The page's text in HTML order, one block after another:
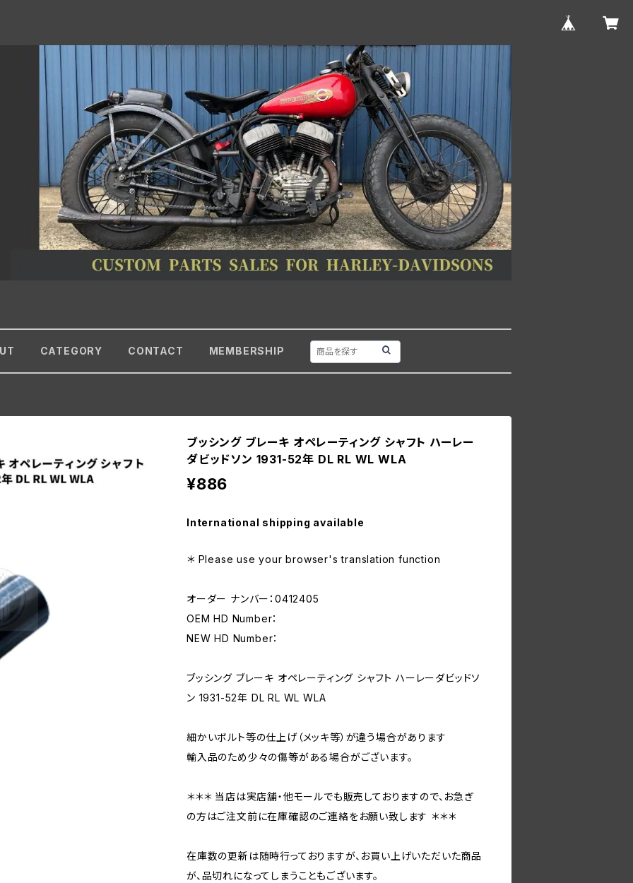
CATEGORY CONTACT MEMBERSHIP
ブッシング ブレーキ オペレーティング シャフト ハーレー
ダビッドソン 1931-52年 DL RL WL WLA
¥886
International shipping available
＊ Please use your browser's translation function
オーダー ナンバー：0412405
OEM HD Number：
NEW HD Number：
ブッシング ブレーキ オペレーティング シャフト ハーレーダビッドソ
ン 1931-52年 DL RL WL WLA
細かいボルト等の仕上げ（メッキ等）が違う場合があります
輸入品のため少々の傷等がある場合がございます。
＊＊＊ 当店は実店舗・他モールでも販売しておりますので、お急ぎ
の方はご注文前に在庫確認のご連絡をお願い致します ＊＊＊
在庫数の更新は随時行っておりますが、お買い上げいただいた商品
が、品切れになってしまうこともございます。